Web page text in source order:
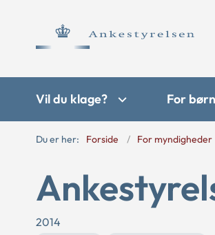
Vil du klage? For
Du er her: Forside For myndigheder
2014